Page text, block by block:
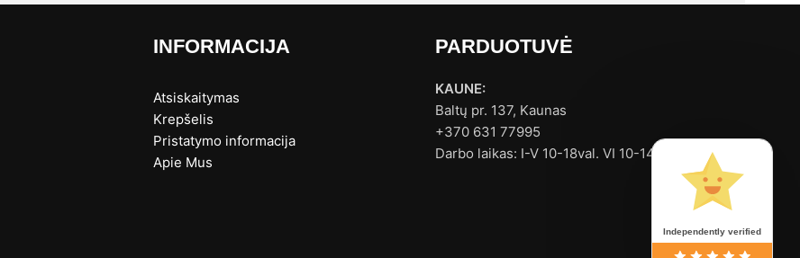
INFORMACIJA
Atsiskaitymas
Krepšelis
Pristatymo informacija
Apie Mus
PARDUOTUVĖ
KAUNE:
Baltų pr. 137, Kaunas
+370 631 77995
Darbo laikas: I-V 10-18val. VI 10-14val.
Independently verified